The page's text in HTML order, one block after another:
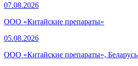
07.08.2026
ООО «Китайские препараты»
05.08.2026
ООО «Китайские препараты», Беларусь